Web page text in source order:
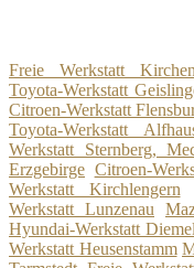
Freie Werkstatt
Toyota-Werkstatt
Citroen-Werkstatt
Toyota-Werkstatt
Werkstatt Sternberg,
Erzgebirge Citroen-
Werkstatt Kirchlengern
Werkstatt Lunzenau
Hyundai-Werkstatt
Werkstatt Heusenstamm